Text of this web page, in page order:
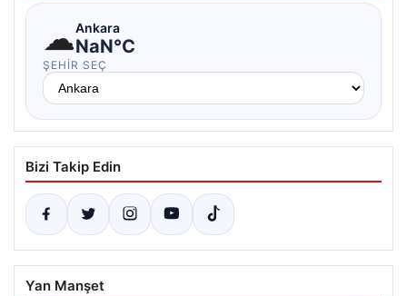
☁Ankara
NaN°C
ŞEHIR SEÇ
Bizi Takip Edin
Yan Manşet